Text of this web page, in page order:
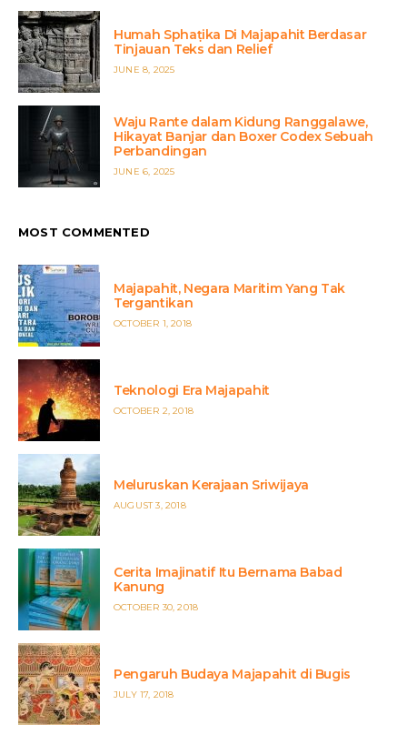
Humah Sphaṭika Di Majapahit Berdasar
Tinjauan Teks dan Relief
POSTED
JUNE 8, 2025
Waju Rante dalam Kidung Ranggalawe,
Hikayat Banjar dan Boxer Codex Sebuah
Perbandingan
POSTED
JUNE 6, 2025
MOST COMMENTED
Majapahit, Negara Maritim Yang Tak
Tergantikan
POSTED
OCTOBER 1, 2018
Teknologi Era Majapahit
POSTED
OCTOBER 2, 2018
Meluruskan Kerajaan Sriwijaya
POSTED
AUGUST 3, 2018
Cerita Imajinatif Itu Bernama Babad
Kanung
POSTED
OCTOBER 30, 2018
Pengaruh Budaya Majapahit di Bugis
POSTED
JULY 17, 2018